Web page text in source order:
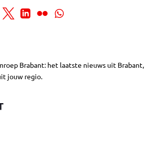
Brabant: het laatste nieuws uit Brabant,
jouw regio.